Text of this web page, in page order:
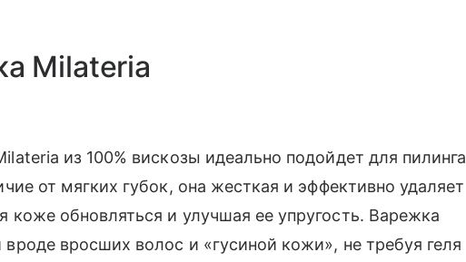
Milateria
из 100% вискозы идеально подойдет для пилинга
от мягких губок, она жесткая и эффективно удаляет
коже обновляться и улучшая ее упругость. Варежка
вросших волос и «гусиной кожи», не требуя геля